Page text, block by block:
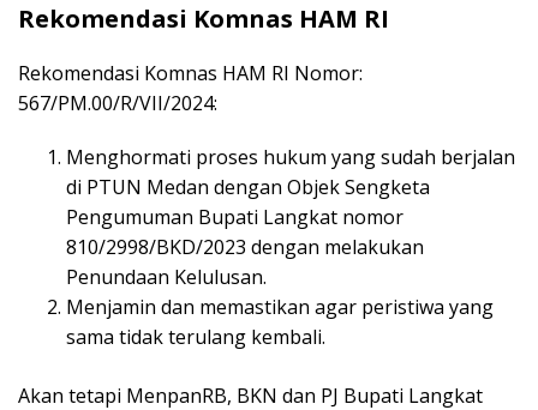
Rekomendasi Komnas HAM RI
Rekomendasi Komnas HAM RI Nomor:
567/PM.00/R/VII/2024:
Menghormati proses hukum yang sudah berjalan
di PTUN Medan dengan Objek Sengketa
Pengumuman Bupati Langkat nomor
810/2998/BKD/2023 dengan melakukan
Penundaan Kelulusan.
Menjamin dan memastikan agar peristiwa yang
sama tidak terulang kembali.
Akan tetapi MenpanRB, BKN dan PJ Bupati Langkat